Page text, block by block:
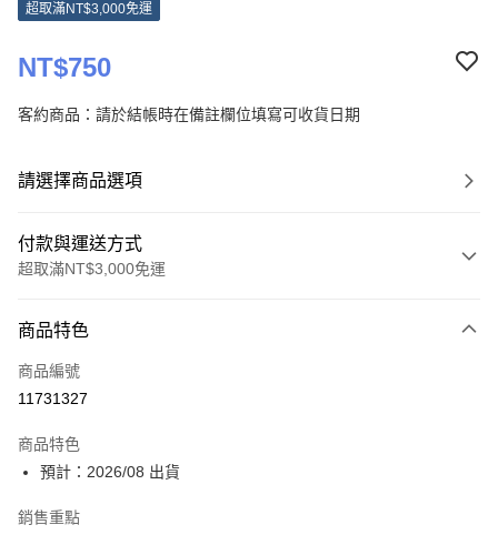
超取滿NT$3,000免運
NT$750
客約商品：請於結帳時在備註欄位填寫可收貨日期
請選擇商品選項
付款與運送方式
超取滿NT$3,000免運
信用卡一次付款
超商取貨付款
ATM付款
運送方式
商品特色
商品編號
11731327
商品特色
預計：2026/08 出貨
銷售重點